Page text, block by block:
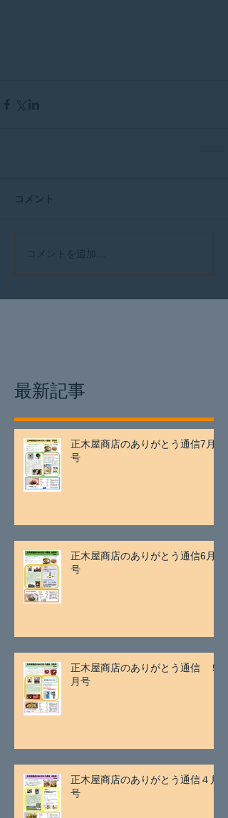
コメント
コメントを追加…
最新記事
正木屋商店のありがとう通信7月
号
正木屋商店のありがとう通信6月
号
正木屋商店のありがとう通信 ５
月号
正木屋商店のありがとう通信４月
号